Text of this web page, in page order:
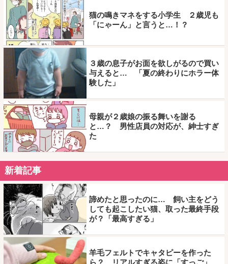
猫の鳴きマネをする小学生 ２歳児も
「にゃーん」と言うと…！？
３歳の息子がお面を欲しがるので買い
与えると… 「夏の終わりにホラー体
験した」
母親が２歳娘の振る舞いを謝る
と…？ 男性店員の対応が、紳士すぎ
た
新着記事
諦めたと思ったのに… 飼い主をどう
しても起こしたい猫、取った最終手段
が？「最高すぎる」
羊毛フェルトでキャタピーを作った